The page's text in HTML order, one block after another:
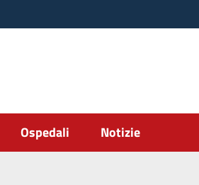
Ospedali Notizie